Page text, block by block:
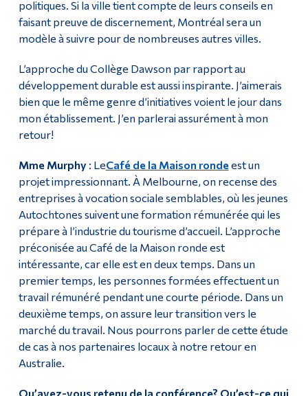
politiques. Si la ville tient compte de leurs conseils en
faisant preuve de discernement, Montréal sera un
modèle à suivre pour de nombreuses autres villes.
L’approche du Collège Dawson par rapport au
développement durable est aussi inspirante. J’aimerais
bien que le même genre d’initiatives voient le jour dans
mon établissement. J’en parlerai assurément à mon
retour!
Mme Murphy: LeCafé de la Maison rondeest un
projet impressionnant. À Melbourne, on recense des
entreprises à vocation sociale semblables, où les jeunes
Autochtones suivent une formation rémunérée qui les
prépare à l’industrie du tourisme d’accueil. L’approche
préconisée au Café de la Maison ronde est
intéressante, car elle est en deux temps. Dans un
premier temps, les personnes formées effectuent un
travail rémunéré pendant une courte période. Dans un
deuxième temps, on assure leur transition vers le
marché du travail. Nous pourrons parler de cette étude
de cas à nos partenaires locaux à notre retour en
Australie.
Qu’avez-vous retenu de la conférence? Qu’est-ce qui